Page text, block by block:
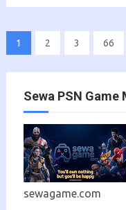
1 2 3 66
Sewa PSN Game
sewagame.com